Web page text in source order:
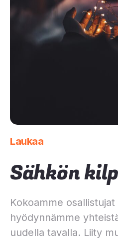
Laukaa
Sähkön
Kokoamme
hyödynnämme
uudella tavalla. Liity